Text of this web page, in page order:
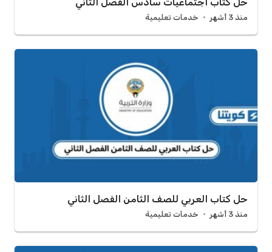
منذ 3 أشهر خدمات تعليمية
حل كتاب العربي للصف الثامن الفصل الثاني
منذ 3 أشهر خدمات تعليمية